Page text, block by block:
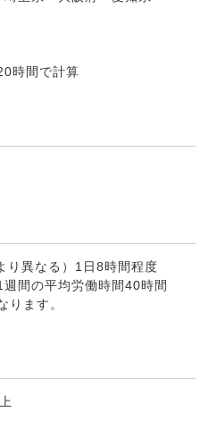
時間で計算
り異なる）1日8時間程度
間の平均労働時間40時間
ります。